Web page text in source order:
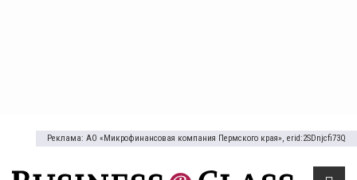
Реклама: АО «Микрофинансовая компания Пермского края», erid:2SDnjcfi73Q